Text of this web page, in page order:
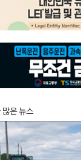
많은 뉴스